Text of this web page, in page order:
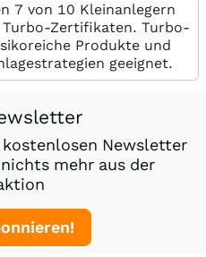
7 von 10 Kleinanlegern
Zertifikaten. Turbo-
Produkte und
geeignet.
Newsletter
mehr aus der